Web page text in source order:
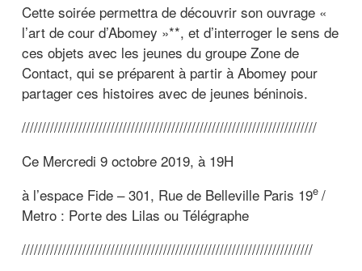
Cette soirée permettra de découvrir son ouvrage «
l’art de cour d’Abomey »**, et d’interroger le sens de
ces objets avec les jeunes du groupe Zone de
Contact, qui se préparent à partir à Abomey pour
partager ces histoires avec de jeunes béninois.
/////////////////////////////////////////////////////////////////////////
Ce Mercredi 9 octobre 2019, à 19H
à l’espace Fide – 301, Rue de Belleville Paris 19e /
Metro : Porte des Lilas ou Télégraphe
////////////////////////////////////////////////////////////////////////